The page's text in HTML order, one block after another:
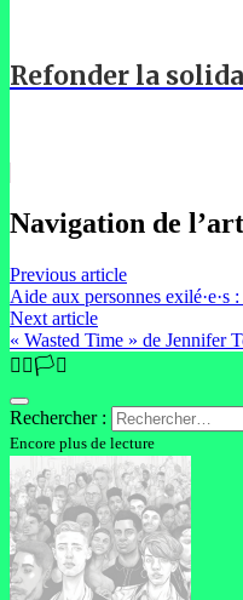
Refonder la
Navigation de
Previous article
Aide aux personnes
Next article
« Wasted Time » de Jennifer
🏳️‍🌈🏳️‍⚧️
Rechercher :
Encore plus de lecture